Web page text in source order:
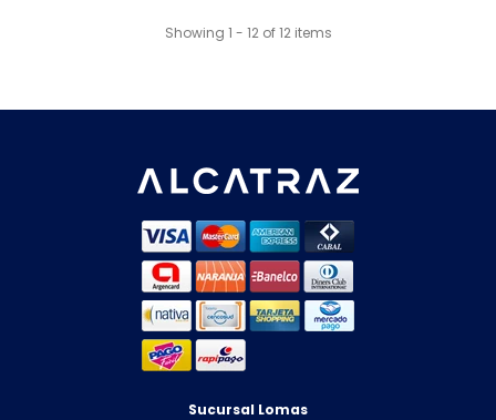
Showing 1 - 12 of 12 items
Sucursal Lomas